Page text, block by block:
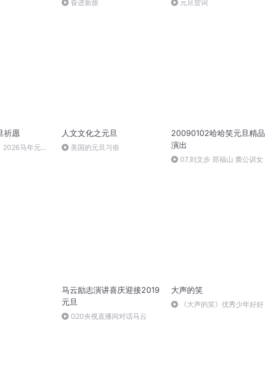
奋进新旅 元旦贺词
祈愿
2026马年元旦
人文文化之元旦
美国的元旦习俗
20090102哈哈笑元旦精品
演出
07.刘文步 郑福山 窦公训女
马云励志演讲喜庆迎接2019
元旦
G20央视直播间对话马云
大声的笑
《大声的笑》优秀少年好好